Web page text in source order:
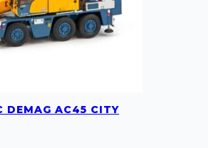
DEMAG AC45 CITY